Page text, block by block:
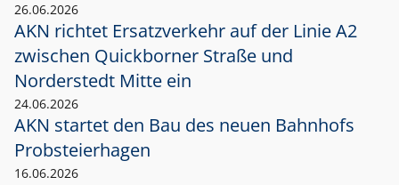
26.06.2026
AKN richtet Ersatzverkehr auf der Linie A2
zwischen Quickborner Straße und
Norderstedt Mitte ein
24.06.2026
AKN startet den Bau des neuen Bahnhofs
Probsteierhagen
16.06.2026